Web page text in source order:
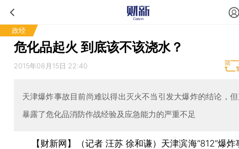
政经
危化品起火 到底该不该浇水？
2015年08月15日 22:40
天津爆炸事故目前尚难以得出灭火不当引发大爆炸的结论，
暴露了危化品消防作战经验及应急能力的严重不足
【财新网】（记者 汪苏 徐和谦） 天津滨海“812”爆炸